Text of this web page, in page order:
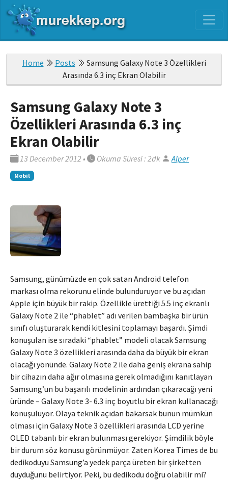
Home Posts
Samsung Galaxy Note 3 Özellikleri
Arasında 6.3 inç Ekran Olabilir
Samsung Galaxy Note 3
Özellikleri Arasında 6.3 inç
Ekran Olabilir
13 December 2012 • Okuma Süresi : 2dk Alper
Mobil
Samsung, günümüzde en çok satan Android telefon
markası olma rekorunu elinde bulunduruyor ve bu açıdan
Apple için büyük bir rakip. Özellikle ürettiği 5.5 inç ekranlı
Galaxy Note 2 ile “phablet” adı verilen bambaşka bir ürün
sınıfı oluşturarak kendi kitlesini toplamayı başardı. Şimdi
konuşulan ise sıradaki “phablet” modeli olacak Samsung
Galaxy Note 3 özellikleri arasında daha da büyük bir ekran
olacağı yönünde. Galaxy Note 2 ile daha geniş ekrana sahip
bir cihazın daha ağır olmasına gerek olmadığını kanıtlayan
Samsung’un bu başarılı modelinin ardından çıkaracağı yeni
üründe – Galaxy Note 3- 6.3 inç boyutlu bir ekran kullanacağı
konuşuluyor. Olaya teknik açıdan bakarsak bunun mümkün
olması için Galaxy Note 3 özellikleri arasında LCD yerine
OLED tabanlı bir ekran bulunması gerekiyor. Şimdilik böyle
bir durum söz konusu görünmüyor. Zaten Korea Times de bu
dedikoduyu Samsung’a yedek parça üreten bir şirketten
duyduğunu belirtiyor. Peki, bu dedikodu doğru olabilir mi?